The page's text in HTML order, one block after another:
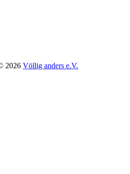
2026 Völlig anders e.V.